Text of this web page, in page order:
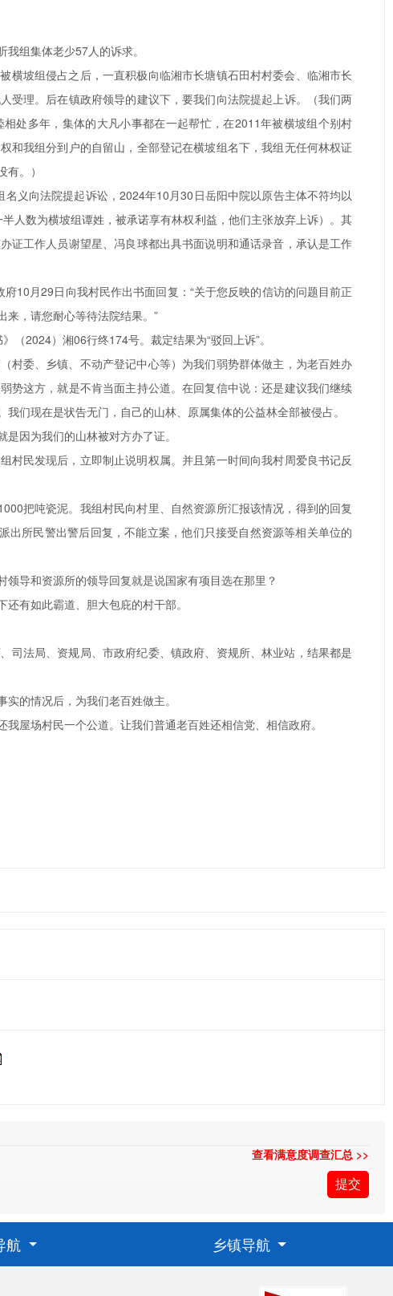
组集体老少57人的诉求。
坡组侵占之后，一直积极向临湘市长塘镇石田村村委会、临湘市长
受理。后在镇政府领导的建议下，要我们向法院提起上诉。（我们两
处多年，集体的大凡小事都在一起帮忙，在2011年被横坡组个别村
和我组分到户的自留山，全部登记在横坡组名下，我组无任何林权证
。）
义向法院提起诉讼，2024年10月30日岳阳中院以原告主体不符均以
人数为横坡组谭姓，被承诺享有林权利益，他们主张放弃上诉）。其
证工作人员谢望星、冯良球都出具书面说明和通话录音，承认是工作
10月29日向我村民作出书面回复：“关于您反映的信访的问题目前正
来，请您耐心等待法院结果。”
2024）湘06行终174号。裁定结果为“驳回上诉”。
村委、乡镇、不动产登记中心等）为我们弱势群体做主，为老百姓办
势这方，就是不肯当面主持公道。在回复信中说：还是建议我们继续
们现在是状告无门，自己的山林、原属集体的公益林全部被侵占。
因为我们的山林被对方办了证。
民发现后，立即制止说明权属。并且第一时间向我村周爱良书记反
把吨瓷泥。我组村民向村里、自然资源所汇报该情况，得到的回复
出所民警出警后回复，不能立案，他们只接受自然资源等相关单位的
导和资源所的领导回复就是说国家有项目选在那里？
有如此霸道、胆大包庇的村干部。
法局、资规局、市政府纪委、镇政府、资规所、林业站，结果都是
的情况后，为我们老百姓做主。
屋场村民一个公道。让我们普通老百姓还相信党、相信政府。
查看满意度调查汇总 >>
航 乡镇导航